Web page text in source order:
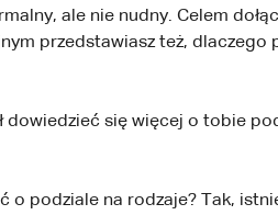
ale nie nudny. Celem
przedstawiasz też,
się więcej o tobie
podziale na rodzaje? Tak,